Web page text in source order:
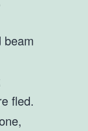
beam
fled.